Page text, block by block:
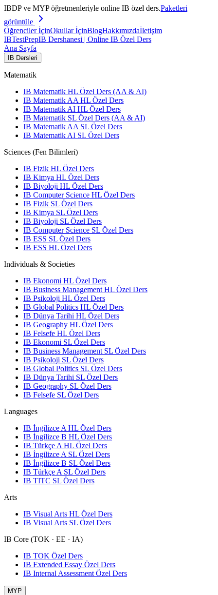
IBDP ve MYP öğretmenleriyle online IB özel ders.Paketleri
görüntüle
Öğrenciler İçinOkullar İçinBlogHakkımızdaİletişim
IBTestPrepIB Dershanesi | Online IB Özel Ders
Ana Sayfa
IB Dersleri
Matematik
IB Matematik HL Özel Ders (AA & AI)
IB Matematik AA HL Özel Ders
IB Matematik AI HL Özel Ders
IB Matematik SL Özel Ders (AA & AI)
IB Matematik AA SL Özel Ders
IB Matematik AI SL Özel Ders
Sciences (Fen Bilimleri)
IB Fizik HL Özel Ders
IB Kimya HL Özel Ders
IB Biyoloji HL Özel Ders
IB Computer Science HL Özel Ders
IB Fizik SL Özel Ders
IB Kimya SL Özel Ders
IB Biyoloji SL Özel Ders
IB Computer Science SL Özel Ders
IB ESS SL Özel Ders
IB ESS HL Özel Ders
Individuals & Societies
IB Ekonomi HL Özel Ders
IB Business Management HL Özel Ders
IB Psikoloji HL Özel Ders
IB Global Politics HL Özel Ders
IB Dünya Tarihi HL Özel Ders
IB Geography HL Özel Ders
IB Felsefe HL Özel Ders
IB Ekonomi SL Özel Ders
IB Business Management SL Özel Ders
IB Psikoloji SL Özel Ders
IB Global Politics SL Özel Ders
IB Dünya Tarihi SL Özel Ders
IB Geography SL Özel Ders
IB Felsefe SL Özel Ders
Languages
IB İngilizce A HL Özel Ders
IB İngilizce B HL Özel Ders
IB Türkçe A HL Özel Ders
IB İngilizce A SL Özel Ders
IB İngilizce B SL Özel Ders
IB Türkçe A SL Özel Ders
IB TITC SL Özel Ders
Arts
IB Visual Arts HL Özel Ders
IB Visual Arts SL Özel Ders
IB Core (TOK · EE · IA)
IB TOK Özel Ders
IB Extended Essay Özel Ders
IB Internal Assessment Özel Ders
MYP